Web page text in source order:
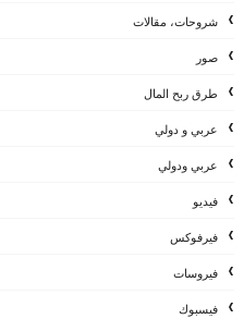
شروحات، مقالات
صور
طرق ربح المال
عربي و دولي
عربي ودولي
فيديو
فيرفوكس
فيروسات
فيسبوك